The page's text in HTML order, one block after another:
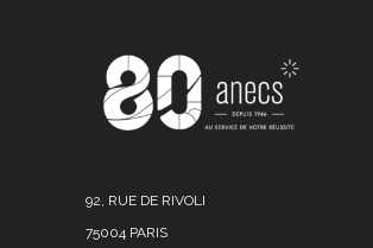
92, RUE DE RIVOLI
75004 PARIS